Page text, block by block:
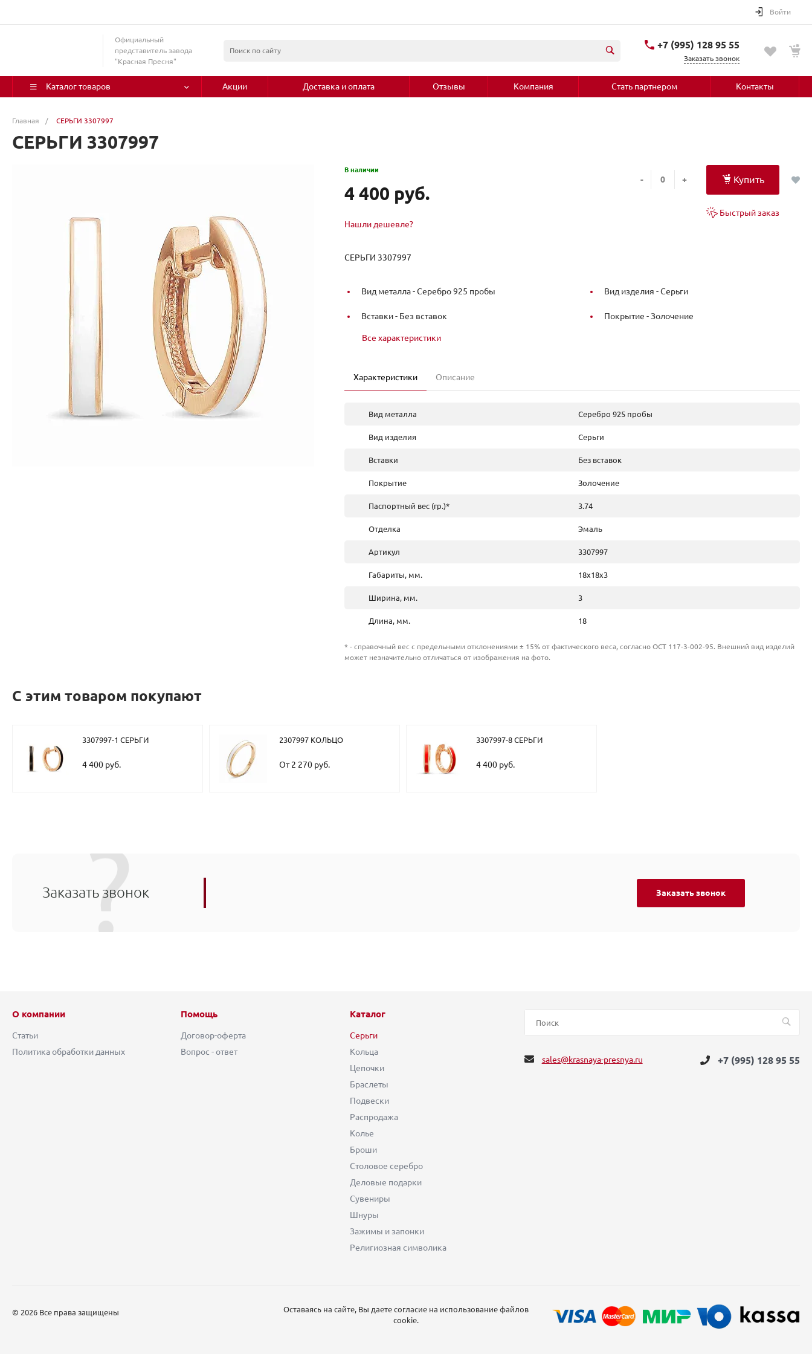
Войти
Официальный
представитель завода
"Красная Пресня"
+7 (995) 128 95 55
Заказать звонок
Каталог товаров Акции Доставка и оплата Отзывы Компания Стать партнером Контакты
Главная / СЕРЬГИ 3307997
СЕРЬГИ 3307997
В наличии
4 400 руб.
Нашли дешевле?
- + Купить
Быстрый заказ
СЕРЬГИ 3307997
Вид металла -Серебро 925 пробы Вид изделия -Серьги
Вставки - Без вставок Покрытие -Золочение
Все характеристики
Характеристики Описание
Вид металла Серебро 925 пробы
Вид изделия Серьги
Вставки Без вставок
Покрытие Золочение
Паспортный вес (гр.)* 3.74
Отделка Эмаль
Артикул 3307997
Габариты, мм. 18х18х3
Ширина, мм. 3
Длина, мм. 18
* - справочный вес с предельными отклонениями ± 15% от фактического веса, согласно ОСТ 117-3-002-95. Внешний вид изделий
может незначительно отличаться от изображения на фото.
С этим товаром покупают
3307997-1 СЕРЬГИ
4 400 руб.
2307997 КОЛЬЦО
От 2 270 руб.
3307997-8 СЕРЬГИ
4 400 руб.
Заказать звонок Заказать звонок
О компании
Статьи
Политика обработки данных
Помощь
Договор-оферта
Вопрос - ответ
Каталог
Серьги
Кольца
Цепочки
Браслеты
Подвески
Распродажа
Колье
Броши
Столовое серебро
Деловые подарки
Сувениры
Шнуры
Зажимы и запонки
Религиозная символика
sales@krasnaya-presnya.ru +7 (995) 128 95 55
© 2026 Все права защищены
Оставаясь на сайте, Вы даете согласие на использование файлов
cookie.